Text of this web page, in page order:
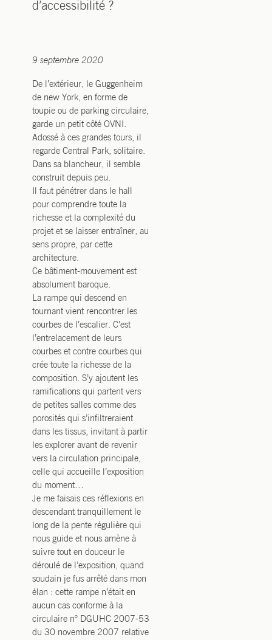
d’accessibilité ?
9 septembre 2020
De l’extérieur, le Guggenheim
de new York, en forme de
toupie ou de parking circulaire,
garde un petit côté OVNI.
Adossé à ces grandes tours, il
regarde Central Park, solitaire.
Dans sa blancheur, il semble
construit depuis peu.
Il faut pénétrer dans le hall
pour comprendre toute la
richesse et la complexité du
projet et se laisser entraîner, au
sens propre, par cette
architecture.
Ce bâtiment-mouvement est
absolument baroque.
La rampe qui descend en
tournant vient rencontrer les
courbes de l’escalier. C’est
l’entrelacement de leurs
courbes et contre courbes qui
crée toute la richesse de la
composition. S’y ajoutent les
ramifications qui partent vers
de petites salles comme des
porosités qui s’infiltreraient
dans les tissus, invitant à partir
les explorer avant de revenir
vers la circulation principale,
celle qui accueille l’exposition
du moment…
Je me faisais ces réflexions en
descendant tranquillement le
long de la pente régulière qui
nous guide et nous amène à
suivre tout en douceur le
déroulé de l’exposition, quand
soudain je fus arrêté dans mon
élan : cette rampe n’était en
aucun cas conforme à la
circulaire n° DGUHC 2007-53
du 30 novembre 2007 relative